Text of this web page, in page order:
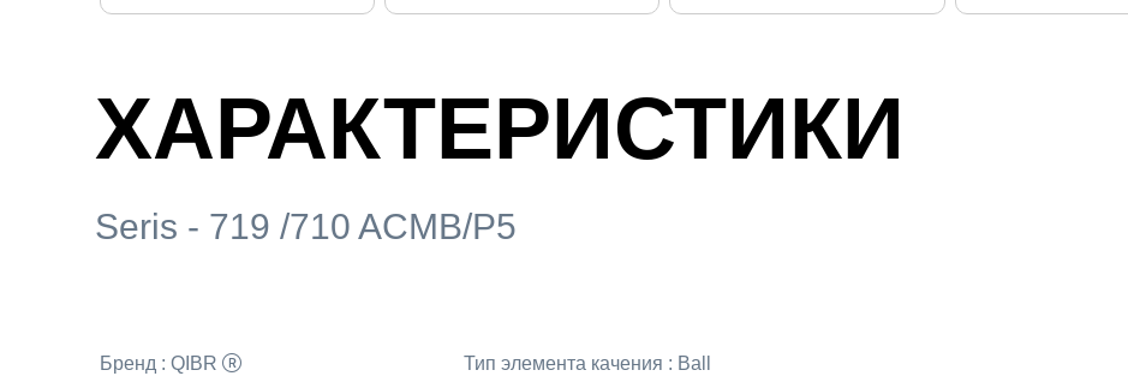
ХАРАКТЕРИСТИКИ
Seris - 719 /710 ACMB/P5
Бренд :QIBR Тип элемента качения : Ball